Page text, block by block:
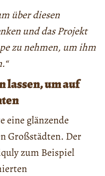
über diesen
und das Projekt
zu nehmen, um ihm
lassen, um auf
eine glänzende
Großstädten. Der
zum Beispiel